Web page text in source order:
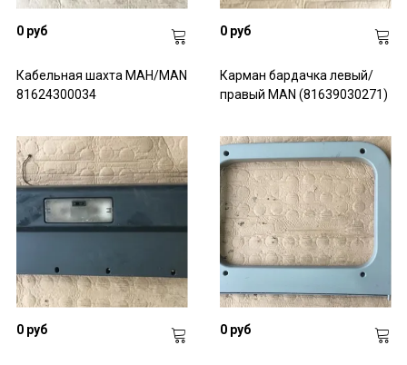
0 руб
Кабельная шахта МАН/MAN
81624300034
0 руб
Карман бардачка левый/
правый MAN (81639030271)
0 руб 0 руб